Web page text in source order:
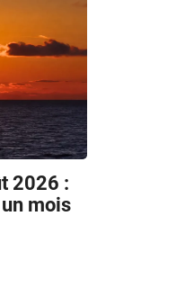
2026 :
mois